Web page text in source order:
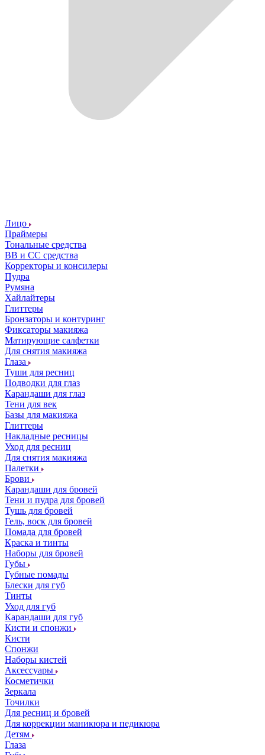
Лицо
Праймеры
Тональные средства
ВВ и СС средства
Корректоры и консилеры
Пудра
Румяна
Хайлайтеры
Глиттеры
Бронзаторы и контуринг
Фиксаторы макияжа
Матирующие салфетки
Для снятия макияжа
Глаза
Туши для ресниц
Подводки для глаз
Карандаши для глаз
Тени для век
Базы для макияжа
Глиттеры
Накладные ресницы
Уход для ресниц
Для снятия макияжа
Палетки
Брови
Карандаши для бровей
Тени и пудра для бровей
Тушь для бровей
Гель, воск для бровей
Помада для бровей
Краска и тинты
Наборы для бровей
Губы
Губные помады
Блески для губ
Тинты
Уход для губ
Карандаши для губ
Кисти и спонжи
Кисти
Спонжи
Наборы кистей
Аксессуары
Косметички
Зеркала
Точилки
Для ресниц и бровей
Для коррекции маникюра и педикюра
Детям
Глаза